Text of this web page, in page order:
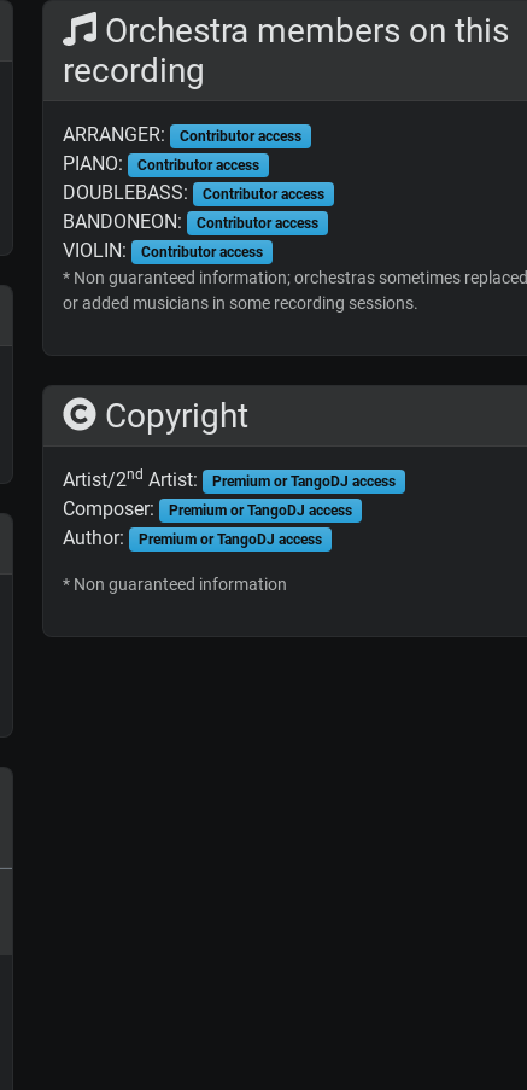
Orchestra members on this
recording
ARRANGER: Contributor access
PIANO: Contributor access
DOUBLEBASS: Contributor access
BANDONEON: Contributor access
VIOLIN: Contributor access
* Non guaranteed information; orchestras sometimes replaced
or added musicians in some recording sessions.
Copyright
Artist/2nd Artist: Premium or TangoDJ access
Composer: Premium or TangoDJ access
Author: Premium or TangoDJ access
* Non guaranteed information